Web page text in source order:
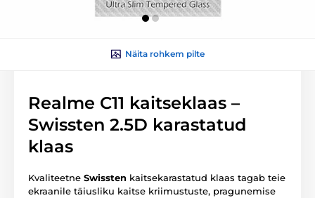
Näita rohkem pilte
Realme C11 kaitseklaas –
Swissten 2.5D karastatud
klaas
Kvaliteetne Swissten kaitsekarastatud klaas tagab teie
ekraanile täiusliku kaitse kriimustuste, pragunemise